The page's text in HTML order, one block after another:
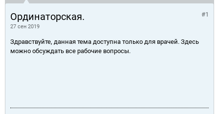
Ординаторская.
27 сен 2019
#1
Здравствуйте, данная тема доступна только для врачей. Здесь
можно обсуждать все рабочие вопросы.